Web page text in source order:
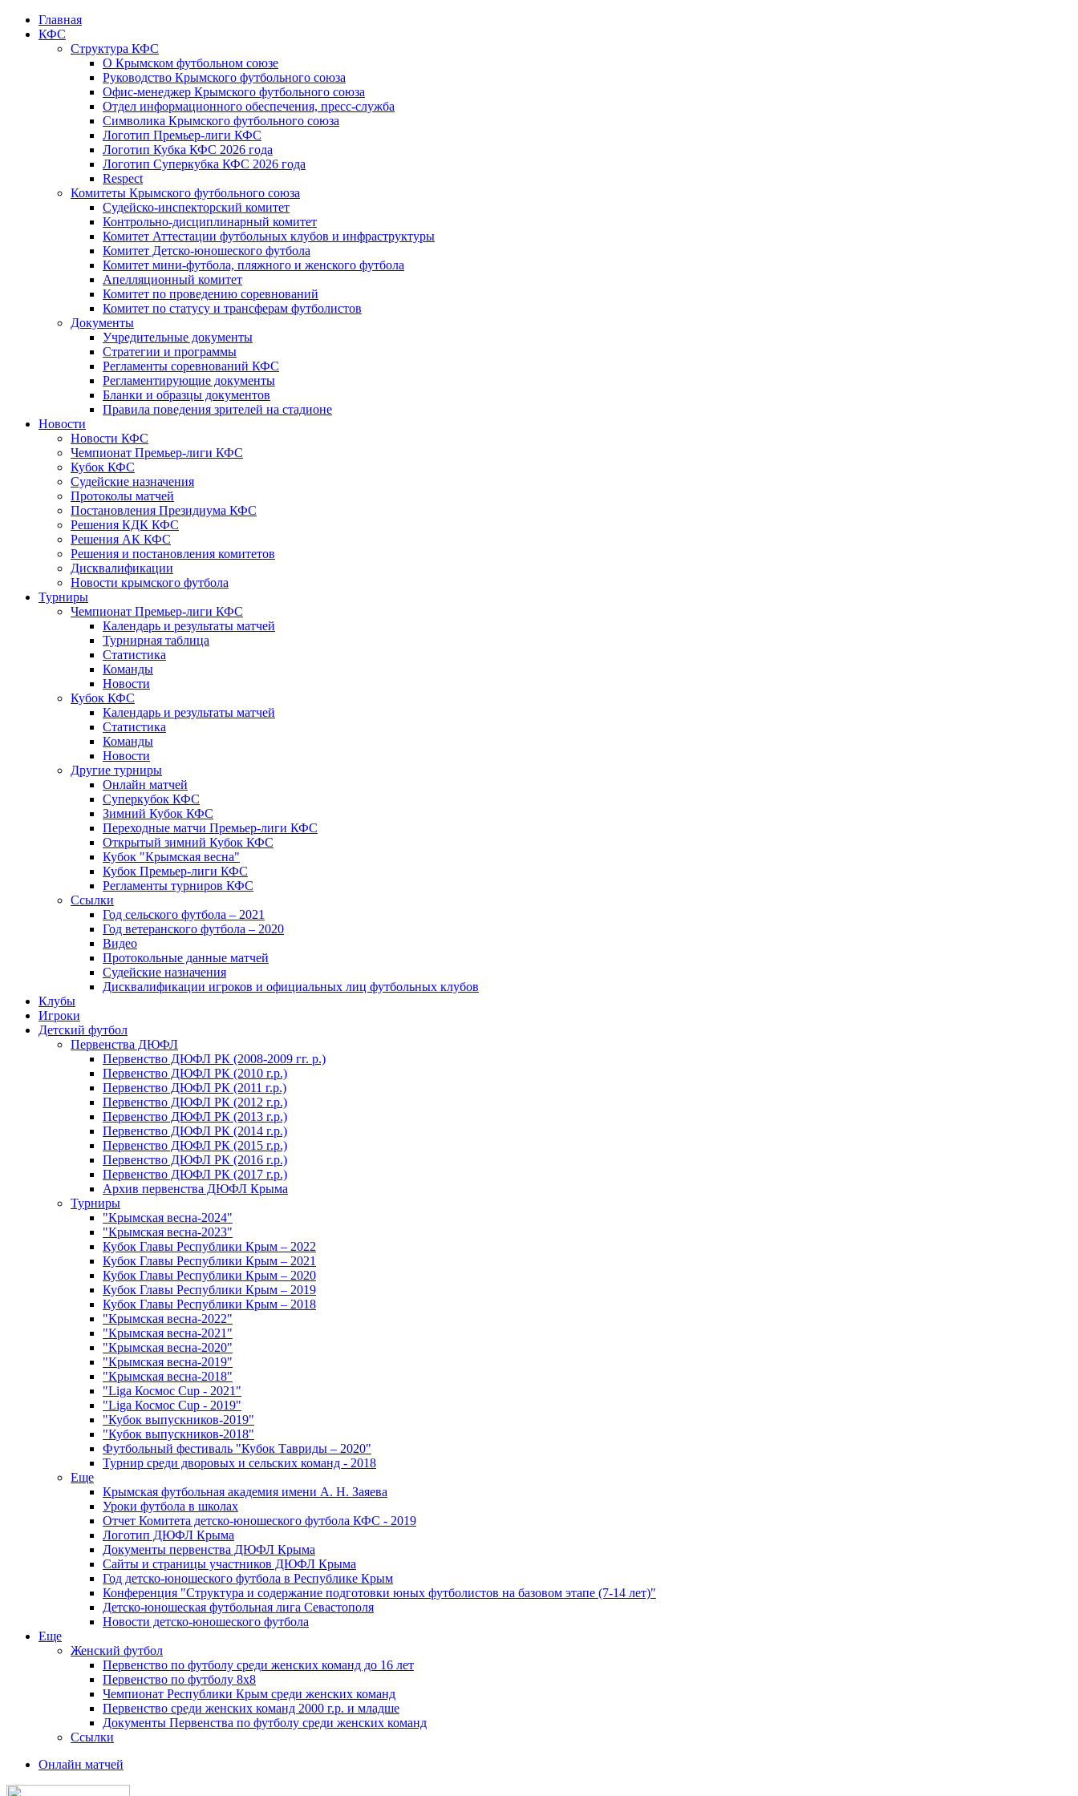
Главная
КФС
Структура КФС
О Крымском футбольном союзе
Руководство Крымского футбольного союза
Офис-менеджер Крымского футбольного союза
Отдел информационного обеспечения, пресс-служба
Символика Крымского футбольного союза
Логотип Премьер-лиги КФС
Логотип Кубка КФС 2026 года
Логотип Суперкубка КФС 2026 года
Respect
Комитеты Крымского футбольного союза
Судейско-инспекторский комитет
Контрольно-дисциплинарный комитет
Комитет Аттестации футбольных клубов и инфраструктуры
Комитет Детско-юношеского футбола
Комитет мини-футбола, пляжного и женского футбола
Апелляционный комитет
Комитет по проведению соревнований
Комитет по статусу и трансферам футболистов
Документы
Учредительные документы
Стратегии и программы
Регламенты соревнований КФС
Регламентирующие документы
Бланки и образцы документов
Правила поведения зрителей на стадионе
Новости
Новости КФС
Чемпионат Премьер-лиги КФС
Кубок КФС
Судейские назначения
Протоколы матчей
Постановления Президиума КФС
Решения КДК КФС
Решения АК КФС
Решения и постановления комитетов
Дисквалификации
Новости крымского футбола
Турниры
Чемпионат Премьер-лиги КФС
Календарь и результаты матчей
Турнирная таблица
Статистика
Команды
Новости
Кубок КФС
Календарь и результаты матчей
Статистика
Команды
Новости
Другие турниры
Онлайн матчей
Суперкубок КФС
Зимний Кубок КФС
Переходные матчи Премьер-лиги КФС
Открытый зимний Кубок КФС
Кубок "Крымская весна"
Кубок Премьер-лиги КФС
Регламенты турниров КФС
Ссылки
Год сельского футбола – 2021
Год ветеранского футбола – 2020
Видео
Протокольные данные матчей
Судейские назначения
Дисквалификации игроков и официальных лиц футбольных клубов
Клубы
Игроки
Детский футбол
Первенства ДЮФЛ
Первенство ДЮФЛ РК (2008-2009 гг. р.)
Первенство ДЮФЛ РК (2010 г.р.)
Первенство ДЮФЛ РК (2011 г.р.)
Первенство ДЮФЛ РК (2012 г.р.)
Первенство ДЮФЛ РК (2013 г.р.)
Первенство ДЮФЛ РК (2014 г.р.)
Первенство ДЮФЛ РК (2015 г.р.)
Первенство ДЮФЛ РК (2016 г.р.)
Первенство ДЮФЛ РК (2017 г.р.)
Архив первенства ДЮФЛ Крыма
Турниры
"Крымская весна-2024"
"Крымская весна-2023"
Кубок Главы Республики Крым – 2022
Кубок Главы Республики Крым – 2021
Кубок Главы Республики Крым – 2020
Кубок Главы Республики Крым – 2019
Кубок Главы Республики Крым – 2018
"Крымская весна-2022"
"Крымская весна-2021"
"Крымская весна-2020"
"Крымская весна-2019"
"Крымская весна-2018"
"Liga Космос Cup - 2021"
"Liga Космос Cup - 2019"
"Кубок выпускников-2019"
"Кубок выпускников-2018"
Футбольный фестиваль "Кубок Тавриды – 2020"
Турнир среди дворовых и сельских команд - 2018
Еще
Крымская футбольная академия имени А. Н. Заяева
Уроки футбола в школах
Отчет Комитета детско-юношеского футбола КФС - 2019
Логотип ДЮФЛ Крыма
Документы первенства ДЮФЛ Крыма
Сайты и страницы участников ДЮФЛ Крыма
Год детско-юношеского футбола в Республике Крым
Конференция "Структура и содержание подготовки юных футболистов на базовом этапе (7-14 лет)"
Детско-юношеская футбольная лига Севастополя
Новости детско-юношеского футбола
Еще
Женский футбол
Первенство по футболу среди женских команд до 16 лет
Первенство по футболу 8х8
Чемпионат Республики Крым среди женских команд
Первенство среди женских команд 2000 г.р. и младше
Документы Первенства по футболу среди женских команд
Ссылки
Онлайн матчей